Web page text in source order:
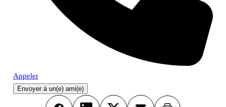
Appeler
Envoyer à un(e) ami(e)